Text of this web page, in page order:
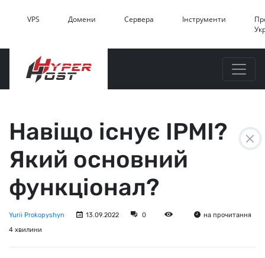
VPS Домени Сервера Інструменти
Навіщо існує IPMI?
Який основний
функціонал?
Yurii Prokopyshyn 13.09.2022 0
на прочитання
4 хвилини